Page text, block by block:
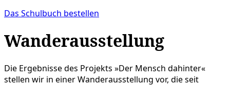
Das Schulbuch bestellen
Wanderausstellung
Die Ergebnisse des Projekts »Der Mensch dahinter«
stellen wir in einer Wanderausstellung vor, die seit